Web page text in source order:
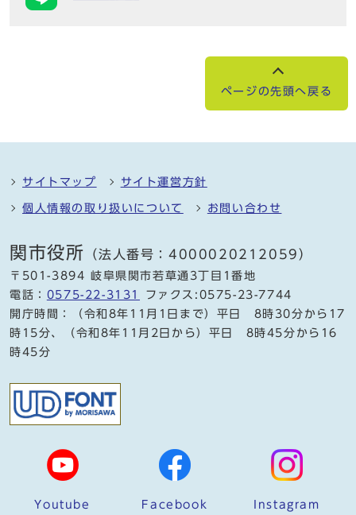
ページの先頭へ戻る
サイトマップ サイト運営方針
個人情報の取り扱いについて お問い合わせ
関市役所 （法人番号：4000020212059）
〒501-3894 岐阜県関市若草通3丁目1番地
電話： 0575-22-3131
ファクス:0575-23-7744
開庁時間：（令和8年11月1日まで）平日 8時30分から17
時15分、（令和8年11月2日から）平日 8時45分から16
時45分
Youtube Facebook Instagram